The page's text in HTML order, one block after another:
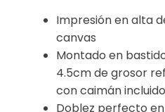
Impresión en alta
canvas
Montado en
4.5cm de grosor
con caimán
Doblez perfecto